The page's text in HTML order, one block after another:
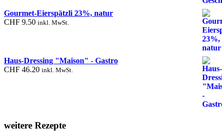
Gourmet-Eierspätzli 23%, natur
CHF 9.50 inkl. MwSt.
Haus-Dressing "Maison" - Gastro
CHF 46.20 inkl. MwSt.
weitere Rezepte